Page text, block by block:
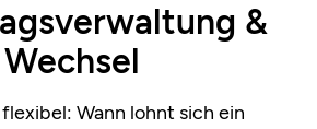
&
Wechsel
Wann lohnt sich ein